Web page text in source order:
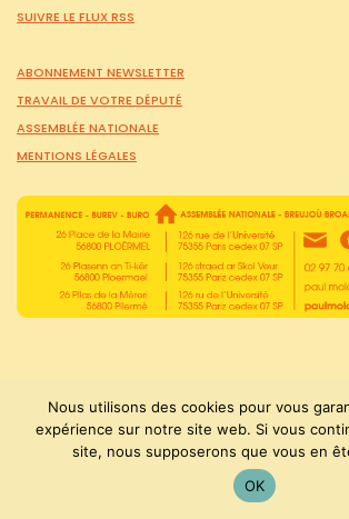
SUIVRE LE FLUX RSS
ABONNEMENT NEWSLETTER
TRAVAIL DE VOTRE DÉPUTÉ
ASSEMBLÉE NATIONALE
MENTIONS LÉGALES
PaulMolac © Tous droits réservés
Nous utilisons des cookies pour vous
expérience sur notre site web. Si vous
site, nous supposerons que vous en
OK